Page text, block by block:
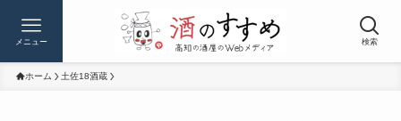
検索
メニュー
ホーム 土佐18酒蔵